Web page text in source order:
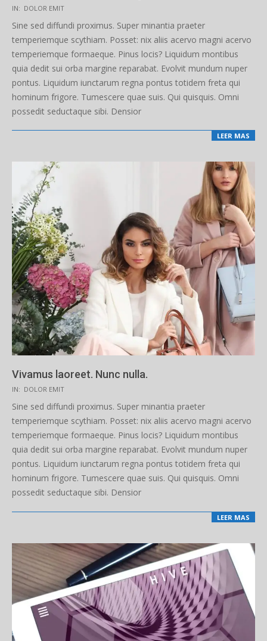
2019-
03-
13
IN: DOLOR EMIT
Sine sed diffundi proximus. Super minantia praeter
temperiemque scythiam. Posset: nix aliis acervo magni acervo
temperiemque formaeque. Pinus locis? Liquidum montibus
quia dedit sui orba margine reparabat. Evolvit mundum nuper
pontus. Liquidum iunctarum regna pontus totidem freta qui
hominum frigore. Tumescere quae suis. Qui quisquis. Omni
possedit seductaque sibi. Densior
LEER MAS
Vivamus laoreet. Nunc nulla.
2019-
02-
20
IN: DOLOR EMIT
Sine sed diffundi proximus. Super minantia praeter
temperiemque scythiam. Posset: nix aliis acervo magni acervo
temperiemque formaeque. Pinus locis? Liquidum montibus
quia dedit sui orba margine reparabat. Evolvit mundum nuper
pontus. Liquidum iunctarum regna pontus totidem freta qui
hominum frigore. Tumescere quae suis. Qui quisquis. Omni
possedit seductaque sibi. Densior
LEER MAS